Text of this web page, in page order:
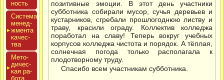
ность
Сис­те­ма
ме­нед­
жмен­та
ка­чес­
тва
Мето­
дичес­
кая ра­
бота
позитивные эмоции. В этот день участники
субботника собирали мусор, сучья деревьев и
кустарников, сгребали прошлогоднюю листву и
траву, красили ограду. Коллектив колледжа
поработал на славу! Теперь вокруг учебных
корпусов колледжа чистота и порядок. А тёплая,
солнечная погода только располагала к
плодотворному труду.
Спасибо всем участникам субботника.